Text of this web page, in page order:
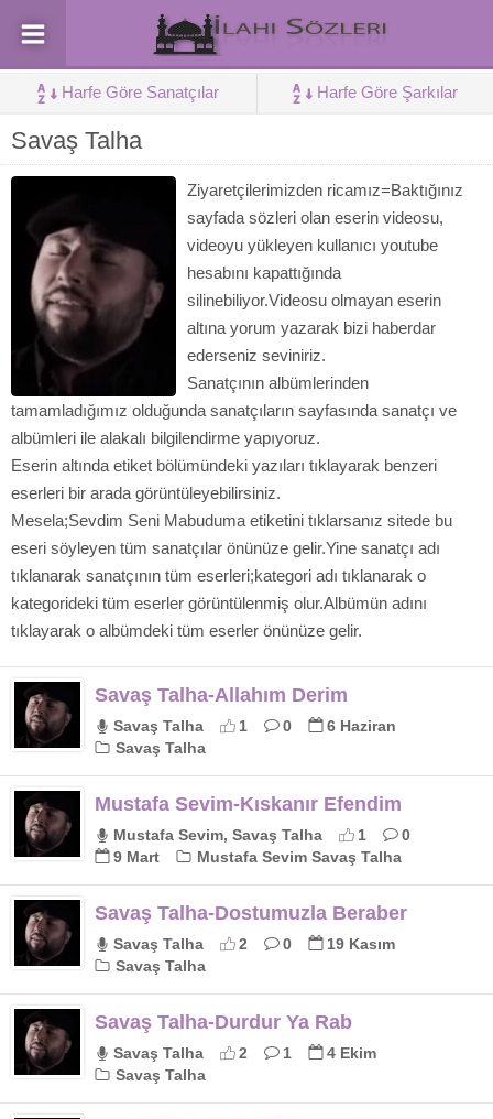
Harfe Göre Sanatçılar Harfe Göre Şarkılar
Savaş Talha
Ziyaretçilerimizden ricamız=Baktığınız
sayfada sözleri olan eserin videosu,
videoyu yükleyen kullanıcı youtube
hesabını kapattığında
silinebiliyor.Videosu olmayan eserin
altına yorum yazarak bizi haberdar
ederseniz seviniriz.
Sanatçının albümlerinden
tamamladığımız olduğunda sanatçıların sayfasında sanatçı ve
albümleri ile alakalı bilgilendirme yapıyoruz.
Eserin altında etiket bölümündeki yazıları tıklayarak benzeri
eserleri bir arada görüntüleyebilirsiniz.
Mesela;Sevdim Seni Mabuduma etiketini tıklarsanız sitede bu
eseri söyleyen tüm sanatçılar önünüze gelir.Yine sanatçı adı
tıklanarak sanatçının tüm eserleri;kategori adı tıklanarak o
kategorideki tüm eserler görüntülenmiş olur.Albümün adını
tıklayarak o albümdeki tüm eserler önünüze gelir.
Savaş Talha-Allahım Derim
Savaş Talha 1 0
6 Haziran
Savaş Talha
Mustafa Sevim-Kıskanır Efendim
Mustafa Sevim, Savaş Talha 1
0
9 Mart
Mustafa Sevim Savaş Talha
Savaş Talha-Dostumuzla Beraber
Savaş Talha 2 0
19 Kasım
Savaş Talha
Savaş Talha-Durdur Ya Rab
Savaş Talha 2 1
4 Ekim
Savaş Talha